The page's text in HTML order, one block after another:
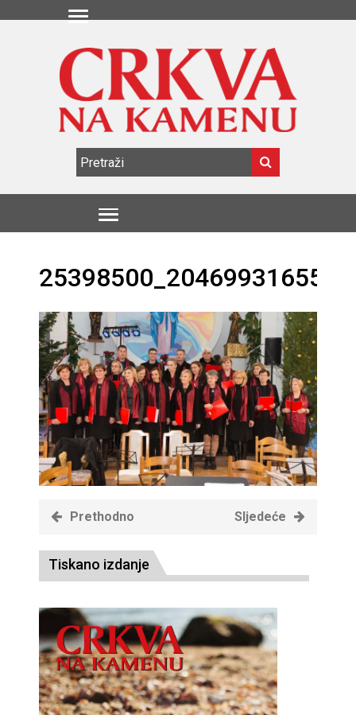
Prethodno Sljedeće
Tiskano izdanje